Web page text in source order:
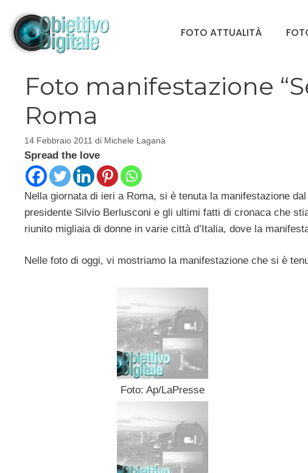
contenuto
FOTO ATTUALITÀ
Foto manifestazione
Roma
14 Febbraio 2011 di Michele Laganà
Spread the love
Nella giornata di ieri a Roma, si è tenuta la manifestazione
presidente Silvio Berlusconi e gli ultimi fatti di cronaca che
riunito migliaia di donne in varie città d’Italia, dove la
Nelle foto di oggi, vi mostriamo la manifestazione che si è
Foto: Ap/LaPresse